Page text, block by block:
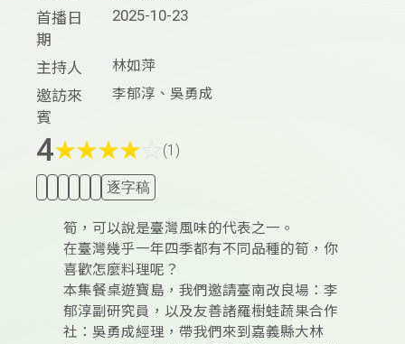
首播日
期
2025-10-23
主持人 林如萍
邀訪來
賓
李郁淳、吳勇成
4★★★★ (1)
逐字稿
筍，可以說是臺灣風味的代表之一。
在臺灣幾乎一年四季都有不同品種的筍，你
喜歡怎麼料理呢？
本集餐桌遊寶島，我們邀請臺南改良場：李
郁淳副研究員，以及友善諸羅樹蛙蔬果合作
社：吳勇成經理，帶我們來到嘉義縣大林